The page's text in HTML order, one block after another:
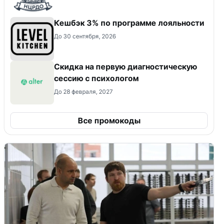
Кешбэк 3% по программе лояльности
До 30 сентября, 2026
Скидка на первую диагностическую
сессию с психологом
До 28 февраля, 2027
Все промокоды